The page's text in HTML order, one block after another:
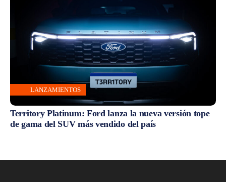
LANZAMIENTOS
Territory Platinum: Ford lanza la nueva versión tope
de gama del SUV más vendido del país